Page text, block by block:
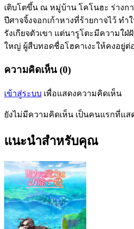
เติบโตขึ้น ณ หมู่บ้าน โคโนฮะ ร่างก
ปีศาจจิ้งจอกเก้าหางที่ร้ายกาจไว้ ท
รังเกียจตัวเขา แต่นารูโตะมีความใฝ่
ใหญ่ ผู้สืบทอดชื่อโฮคาเงะให้คงอยู่ต่
ความคิดเห็น (0)
เข้าสู่ระบบ เพื่อแสดงความคิดเห็น
ยังไม่มีความคิดเห็น เป็นคนแรกที่แส
แนะนำสำหรับคุณ